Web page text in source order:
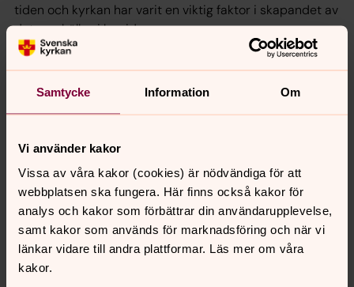
Samtycke Information Om
Vi använder kakor
Vissa av våra kakor (cookies) är nödvändiga för att
webbplatsen ska fungera. Här finns också kakor för
analys och kakor som förbättrar din användarupplevelse,
samt kakor som används för marknadsföring och när vi
länkar vidare till andra plattformar. Läs mer om våra
kakor.
tiden och kyrkan har varit en viktig faktor i skapandet av
det samhälle vi har idag.
Vi har 12 424 medlemmar
och är en stor arbetsgivare
på Ekerömed femtio anställda och sjuttio
förtroendevalda engagerade i församlingsråd, utskott,
kyrkoråd och kyrkofullmäktige. Till detta kommer
olika verksamheter och deras föräldrar,
gudstjänstbesökare och alla människor vi möter i
förrättningar.
Förord av Monika Regnfors Sjörén ur
”Verksamhetsberättelse 2018”
Klicka på någon av filerna nedan för att läsa hela.